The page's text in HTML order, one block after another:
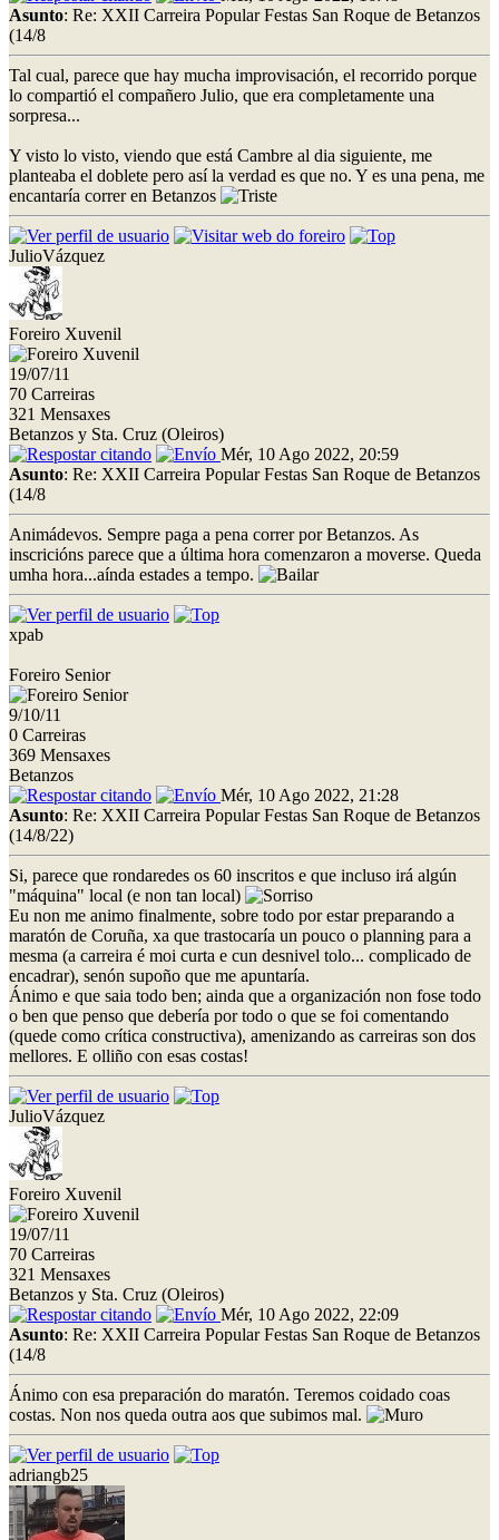
Asunto: Re: XXII Carreira Popular Festas San Roque de Betanzos
(14/8
Tal cual, parece que hay mucha improvisación, el recorrido porque
lo compartió el compañero Julio, que era completamente una
sorpresa...
Y visto lo visto, viendo que está Cambre al dia siguiente, me
planteaba el doblete pero así la verdad es que no. Y es una pena, me
encantaría correr en Betanzos
JulioVázquez
Foreiro Xuvenil
19/07/11
70 Carreiras
321 Mensaxes
Betanzos y Sta. Cruz (Oleiros)
Mér, 10 Ago 2022, 20:59
Asunto: Re: XXII Carreira Popular Festas San Roque de Betanzos
(14/8
Animádevos. Sempre paga a pena correr por Betanzos. As
inscricións parece que a última hora comenzaron a moverse. Queda
umha hora...aínda estades a tempo.
xpab
Foreiro Senior
9/10/11
0 Carreiras
369 Mensaxes
Betanzos
Mér, 10 Ago 2022, 21:28
Asunto: Re: XXII Carreira Popular Festas San Roque de Betanzos
(14/8/22)
Si, parece que rondaredes os 60 inscritos e que incluso irá algún
"máquina" local (e non tan local)
Eu non me animo finalmente, sobre todo por estar preparando a
maratón de Coruña, xa que trastocaría un pouco o planning para a
mesma (a carreira é moi curta e cun desnivel tolo... complicado de
encadrar), senón supoño que me apuntaría.
Ánimo e que saia todo ben; ainda que a organización non fose todo
o ben que penso que debería por todo o que se foi comentando
(quede como crítica constructiva), amenizando as carreiras son dos
mellores. E olliño con esas costas!
JulioVázquez
Foreiro Xuvenil
19/07/11
70 Carreiras
321 Mensaxes
Betanzos y Sta. Cruz (Oleiros)
Mér, 10 Ago 2022, 22:09
Asunto: Re: XXII Carreira Popular Festas San Roque de Betanzos
(14/8
Ánimo con esa preparación do maratón. Teremos coidado coas
costas. Non nos queda outra aos que subimos mal.
adriangb25